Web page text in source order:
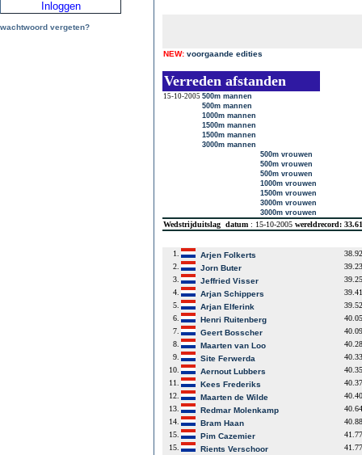
wachtwoord vergeten?
NEW: voorgaande edities
Verreden afstanden
15-10-2005 500m mannen
500m mannen
1000m mannen
1500m mannen
1500m mannen
3000m mannen
500m vrouwen
500m vrouwen
500m vrouwen
1000m vrouwen
1500m vrouwen
3000m vrouwen
3000m vrouwen
Wedstrijduitslag datum : 15-10-2005 wereldrecord:
1. Arjen Folkerts
38.92
2.
Jorn Buter
39.23
3.
Jeffried Visser
39.25
4.
Arjan Schippers
39.41
5.
Arjan Elferink
39.52
6.
Henri Ruitenberg
40.05
7.
Geert Bosscher
40.09
8.
Maarten van Loo
40.28
9.
Site Ferwerda
40.33
10.
Aernout Lubbers
40.35
11.
Kees Frederiks
40.37
12.
Maarten de Wilde
40.40
13.
Redmar Molenkamp
40.64
14.
Bram Haan
40.88
15.
Pim Cazemier
41.77
15.
Rients Verschoor
41.77